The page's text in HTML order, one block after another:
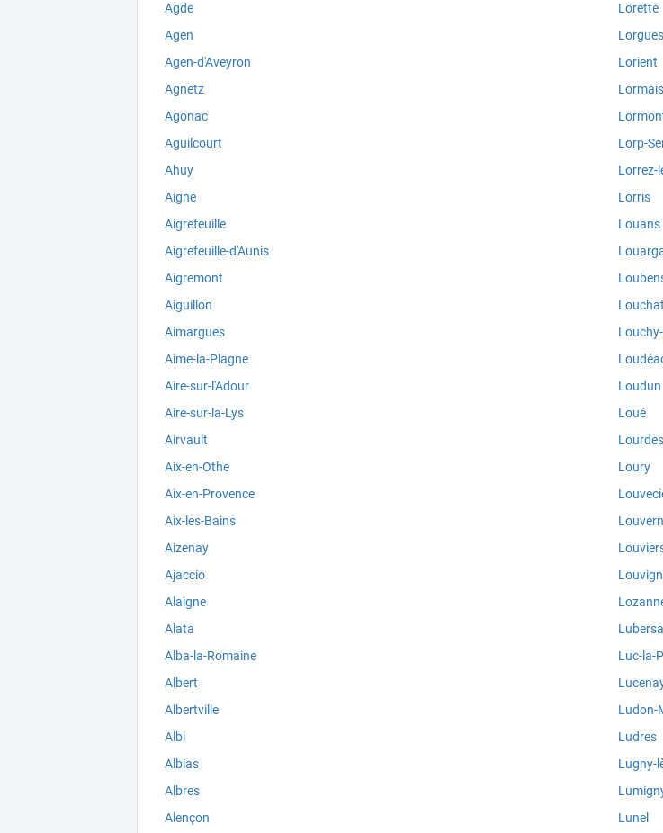
Agde
Agen
Agen-d'Aveyron
Agnetz
Agonac
Aguilcourt
Ahuy
Aigne
Aigrefeuille
Aigrefeuille-d'Aunis
Aigremont
Aiguillon
Aimargues
Aime-la-Plagne
Aire-sur-l'Adour
Aire-sur-la-Lys
Airvault
Aix-en-Othe
Aix-en-Provence
Aix-les-Bains
Aizenay
Ajaccio
Alaigne
Alata
Alba-la-Romaine
Albert
Albertville
Albi
Albias
Albres
Alençon
Lorette
Lorgues
Lorient
Lorp-
Lorrez-
Lorris
Louans
Loudun
Loué
Lourdes
Loury
Luc-la-
Ludon-
Ludres
Lugny-
Lunel